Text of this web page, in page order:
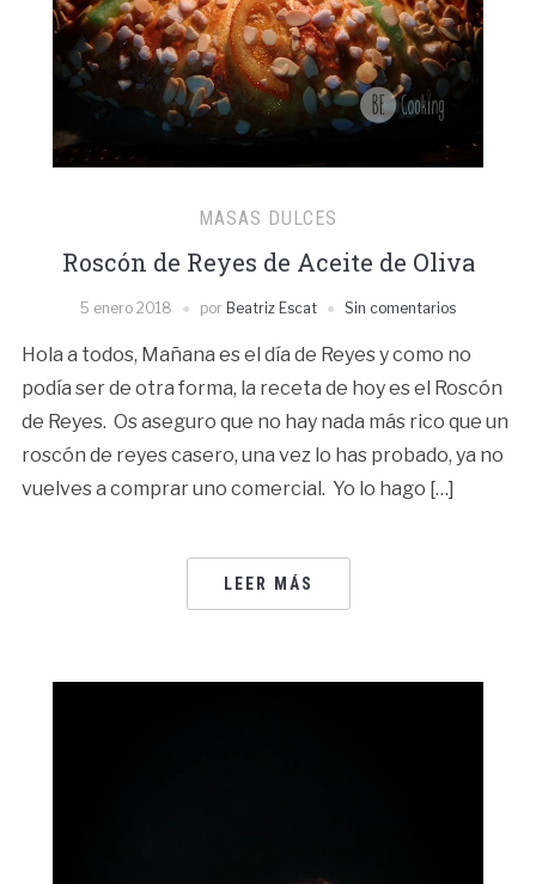
MASAS DULCES
Roscón de Reyes de Aceite de Oliva
5 enero 2018 por Beatriz Escat Sin comentarios
Hola a todos, Mañana es el día de Reyes y como no
podía ser de otra forma, la receta de hoy es el Roscón
de Reyes. Os aseguro que no hay nada más rico que un
roscón de reyes casero, una vez lo has probado, ya no
vuelves a comprar uno comercial. Yo lo hago […]
LEER MÁS